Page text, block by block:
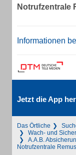
Notrufzentrale
Informationen
Jetzt die App
Das Örtliche
Wach- und
A.A.B.
Notrufzentrale